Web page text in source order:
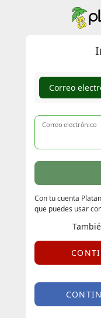
Correo
Correo electrónico
Con tu cuenta
que puedes usar